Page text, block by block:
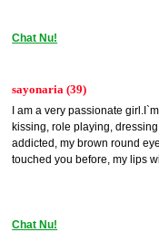
Chat Nu!
sayonaria (39)
I am a very passionate
kissing, role playing,
addicted, my brown round
touched you before, my lips
Chat Nu!